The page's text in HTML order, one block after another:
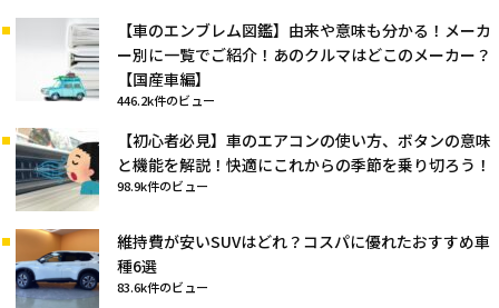
【車のエンブレム図鑑】由来や意味も分かる！メーカ
ー別に一覧でご紹介！あのクルマはどこのメーカー？
【国産車編】
446.2k件のビュー
【初心者必見】車のエアコンの使い方、ボタンの意味
と機能を解説！快適にこれからの季節を乗り切ろう！
98.9k件のビュー
維持費が安いSUVはどれ？コスパに優れたおすすめ車
種6選
83.6k件のビュー